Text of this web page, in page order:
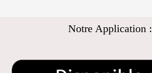
Notre Application :